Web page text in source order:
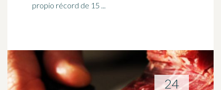
propio récord de 15 ...
24